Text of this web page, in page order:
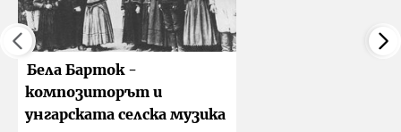
Бела Барток -
композиторът и
унгарската селска музика